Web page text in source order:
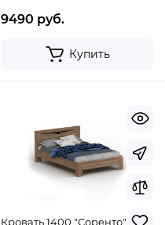
9490 руб.
Купить
Кровать 1400 "Соренто"